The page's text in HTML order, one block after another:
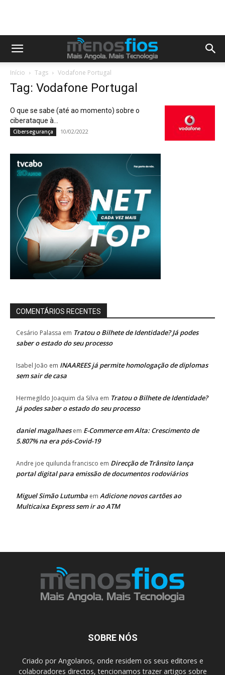
Início Tags Vodafone Portugal
Tag: Vodafone Portugal
O que se sabe (até ao momento) sobre o
ciberataque à...
Cibersegurança 10/02/2022
COMENTÁRIOS RECENTES
Cesário Palassa em Tratou o Bilhete de Identidade? Já podes
saber o estado do seu processo
Isabel João em INAAREES já permite homologação de diplomas
sem sair de casa
Hermegildo Joaquim da Silva em Tratou o Bilhete de Identidade?
Já podes saber o estado do seu processo
daniel magalhaesem E-Commerce em Alta: Crescimento de
5.807% na era pós-Covid-19
Andre joe quilunda francisco em Direcção de Trânsito lança
portal digital para emissão de documentos rodoviários
Miguel Simão Lutumba em Adicione novos cartões ao
Multicaixa Express sem ir ao ATM
SOBRE NÓS
Criado por Angolanos, onde residem os seus editores e
colaboradores directos, tencionamos trazer artigos sobre